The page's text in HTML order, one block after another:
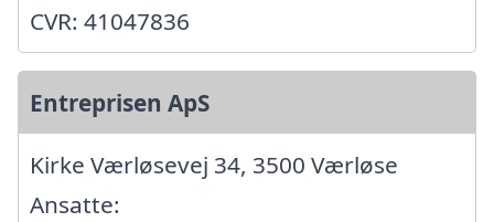
CVR: 41047836
Entreprisen ApS
Kirke Værløsevej 34, 3500 Værløse
Ansatte: